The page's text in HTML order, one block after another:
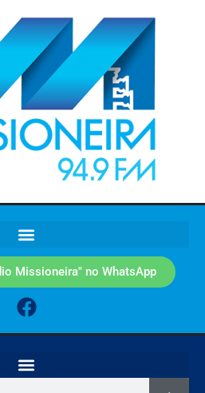
Missioneira" no WhatsApp